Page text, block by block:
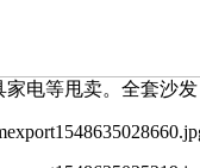
家电等甩卖。全套沙